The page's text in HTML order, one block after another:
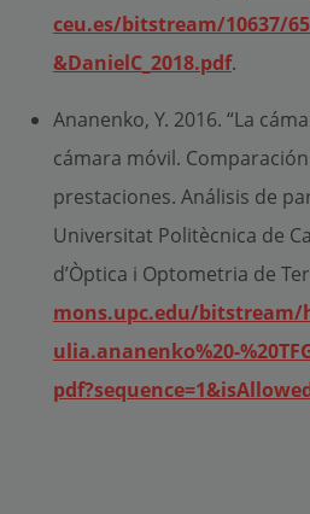
ceu.es/bitstream/10637/
&DanielC_2018.pdf.
Ananenko, Y. 2016. “La
cámara móvil.
prestaciones. Análisis de
Universitat Politècnica de
d’Òptica i Optometria de
mons.upc.edu/bitstream/
ulia.ananenko%20-